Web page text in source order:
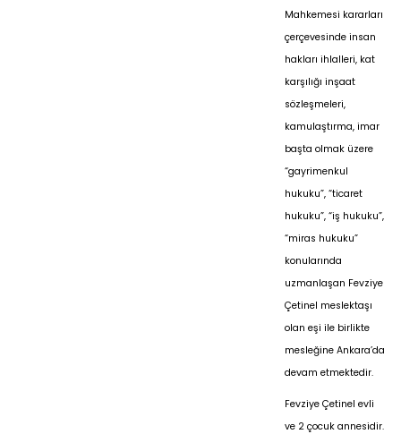
Mahkemesi kararları
çerçevesinde insan
hakları ihlalleri, kat
karşılığı inşaat
sözleşmeleri,
kamulaştırma, imar
başta olmak üzere
“gayrimenkul
hukuku”, “ticaret
hukuku”, “iş hukuku”,
“miras hukuku”
konularında
uzmanlaşan Fevziye
Çetinel meslektaşı
olan eşi ile birlikte
mesleğine Ankara’da
devam etmektedir.
Fevziye Çetinel evli
ve 2 çocuk annesidir.